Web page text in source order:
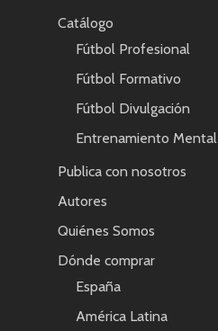
Catálogo
Fútbol Profesional
Fútbol Formativo
Fútbol Divulgación
Entrenamiento Mental
Publica con nosotros
Autores
Quiénes Somos
Dónde comprar
España
América Latina